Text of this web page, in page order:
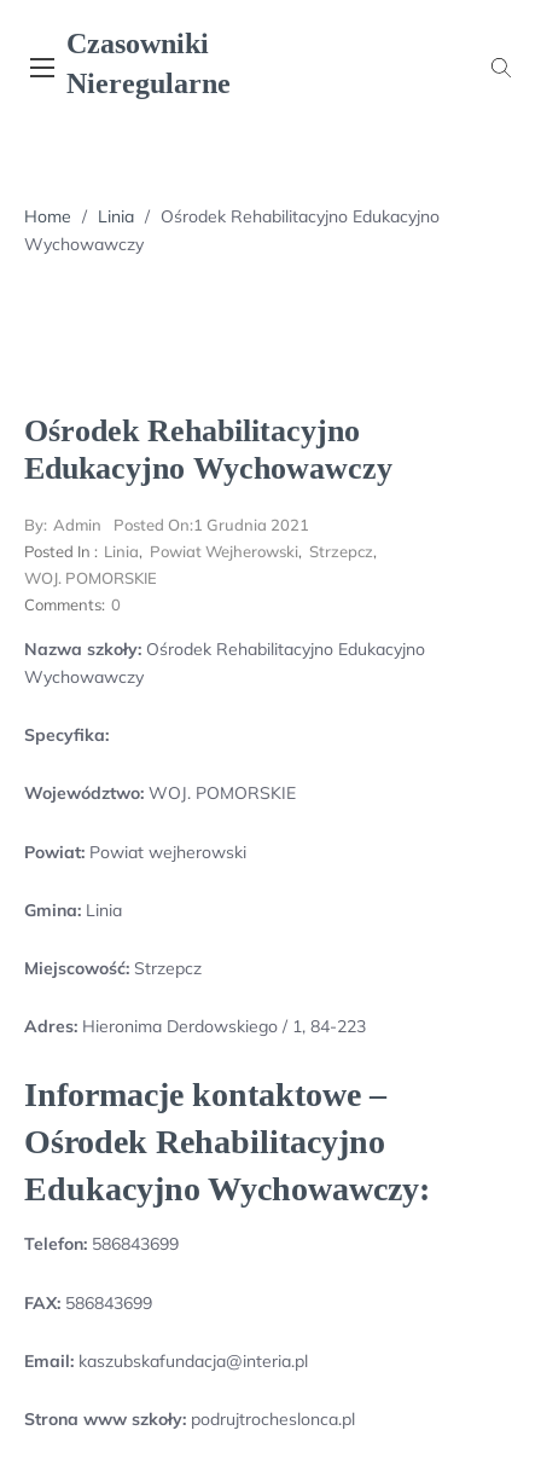
content
Czasowniki
Nieregularne
Home / Linia / Ośrodek Rehabilitacyjno Edukacyjno
Wychowawczy
Ośrodek Rehabilitacyjno
Edukacyjno Wychowawczy
By: Admin Posted On:1 Grudnia 2021
Posted In : Linia, Powiat Wejherowski, Strzepcz,
WOJ. POMORSKIE
Comments: 0
Nazwa szkoły: Ośrodek Rehabilitacyjno Edukacyjno
Wychowawczy
Specyfika:
Województwo: WOJ. POMORSKIE
Powiat: Powiat wejherowski
Gmina: Linia
Miejscowość: Strzepcz
Adres: Hieronima Derdowskiego / 1, 84-223
Informacje kontaktowe –
Ośrodek Rehabilitacyjno
Edukacyjno Wychowawczy:
Telefon: 586843699
FAX: 586843699
Email: kaszubskafundacja@interia.pl
Strona www szkoły: podrujtrocheslonca.pl